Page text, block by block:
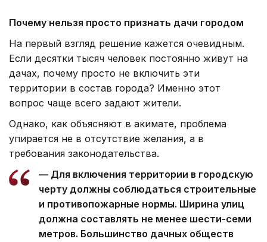
Почему нельзя просто признать дачи городом
На первый взгляд решение кажется очевидным.
Если десятки тысяч человек постоянно живут на
дачах, почему просто не включить эти
территории в состав города? Именно этот
вопрос чаще всего задают жители.
Однако, как объясняют в акимате, проблема
упирается не в отсутствие желания, а в
требования законодательства.
— Для включения территории в городскую
черту должны соблюдаться строительные
и противопожарные нормы. Ширина улиц
должна составлять не менее шести-семи
метров. Большинство дачных обществ